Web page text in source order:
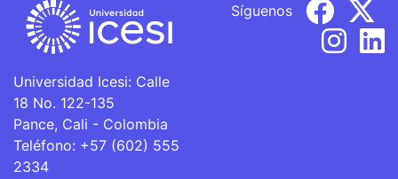
Universidad Icesi: Calle
18 No. 122-135
Pance, Cali - Colombia
Teléfono: +57 (602) 555
2334
Síguenos